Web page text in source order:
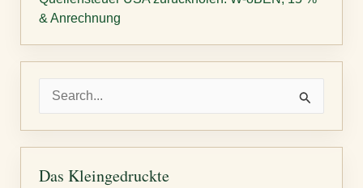
& Anrechnung
h
Das Kleingedruckte